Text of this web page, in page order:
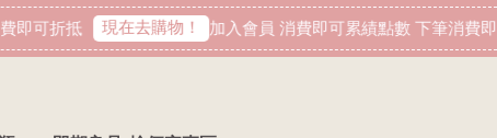
折抵 現在去購物！ 加入會員 消費即可累績點數 下筆消費即可